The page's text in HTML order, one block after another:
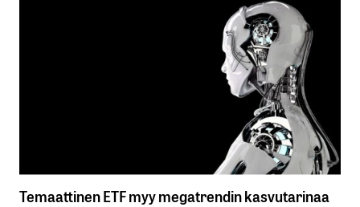
Temaattinen ETF myy megatrendin kasvutarinaa